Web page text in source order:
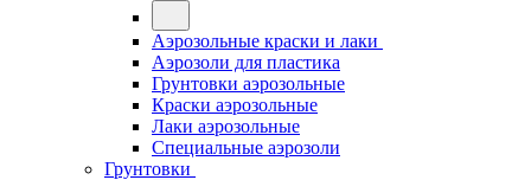
Аэрозольные краски и лаки
Аэрозоли для пластика
Грунтовки аэрозольные
Краски аэрозольные
Лаки аэрозольные
Специальные аэрозоли
Грунтовки